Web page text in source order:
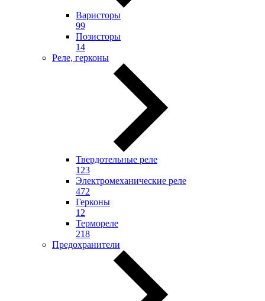
Варисторы
99
Позисторы
14
Реле, герконы
Твердотельные реле
123
Электромеханические реле
472
Герконы
12
Термореле
218
Предохранители